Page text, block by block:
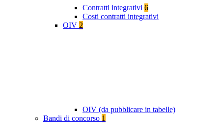
Contratti integrativi 6
Costi contratti integrativi
OIV 2
OIV (da pubblicare in tabelle)
Bandi di concorso 1